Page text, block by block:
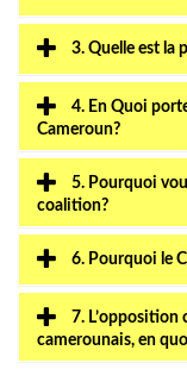
3. Quelle est la
4. En Quoi
Cameroun?
5. Pourquoi
coalition?
6. Pourquoi le
7. L’opposition
camerounais, en